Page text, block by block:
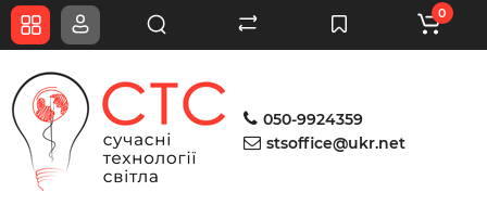
050-9924359
stsoffice@ukr.net
0